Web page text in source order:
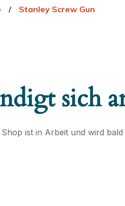
Stanley Screw Gun
sich
ist in Arbeit und wird